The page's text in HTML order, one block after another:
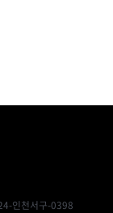
인천서구-0398